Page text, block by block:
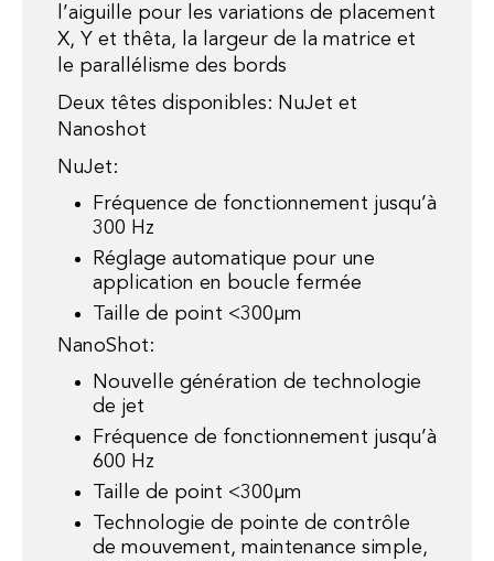
l’aiguille pour les variations de placement
X, Y et thêta, la largeur de la matrice et
le parallélisme des bords
Deux têtes disponibles: NuJet et
Nanoshot
NuJet:
Fréquence de fonctionnement jusqu’à
300 Hz
Réglage automatique pour une
application en boucle fermée
Taille de point <300µm
NanoShot:
Nouvelle génération de technologie
de jet
Fréquence de fonctionnement jusqu’à
600 Hz
Taille de point <300µm
Technologie de pointe de contrôle
de mouvement, maintenance simple,